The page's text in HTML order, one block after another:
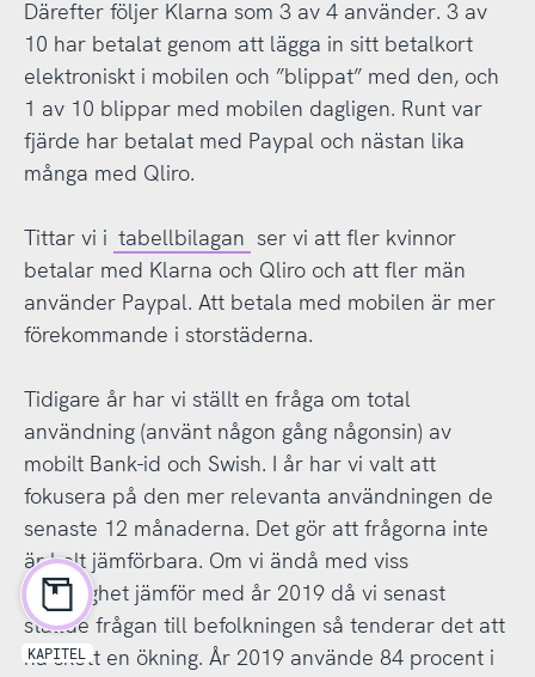
Därefter följer Klarna som 3 av 4 använder. 3 av
10 har betalat genom att lägga in sitt betalkort
elektroniskt i mobilen och ”blippat” med den, och
1 av 10 blippar med mobilen dagligen. Runt var
fjärde har betalat med Paypal och nästan lika
många med Qliro.
Tittar vi i tabellbilagan ser vi att fler kvinnor
betalar med Klarna och Qliro och att fler män
använder Paypal. Att betala med mobilen är mer
förekommande i storstäderna.
Tidigare år har vi ställt en fråga om total
användning (använt någon gång någonsin) av
mobilt Bank-id och Swish. I år har vi valt att
fokusera på den mer relevanta användningen de
senaste 12 månaderna. Det gör att frågorna inte
är helt jämförbara. Om vi ändå med viss
försiktighet jämför med år 2019 då vi senast
ställde frågan till befolkningen så tenderar det att
ha skett en ökning. År 2019 använde 84 procent i
KAPITEL